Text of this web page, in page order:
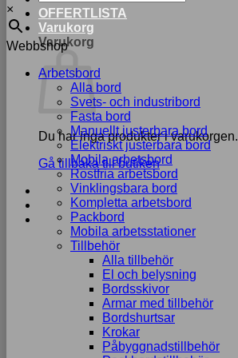
OFFERTLISTA
Varukorg
Varukorg
Du har inga produkter i varukorgen.
Gå tillbaka till butiken
×
Webbshop
Arbetsbord
Alla bord
Svets- och industribord
Fasta bord
Manuellt justerbara bord
Elektriskt justerbara bord
Mobila arbetsbord
Rostfria arbetsbord
Vinklingsbara bord
Kompletta arbetsbord
Packbord
Mobila arbetsstationer
Tillbehör
Alla tillbehör
El och belysning
Bordsskivor
Armar med tillbehör
Bordshurtsar
Krokar
Påbyggnadstillbehör